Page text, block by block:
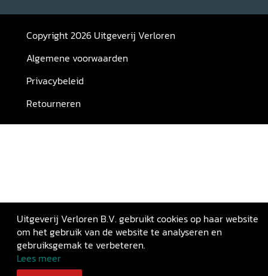
Copyright 2026 Uitgeverij Verloren
Algemene voorwaarden
Privacybeleid
Retourneren
Uitgeverij Verloren B.V. gebruikt cookies op haar website
om het gebruik van de website te analyseren en
gebruiksgemak te verbeteren.
Lees meer